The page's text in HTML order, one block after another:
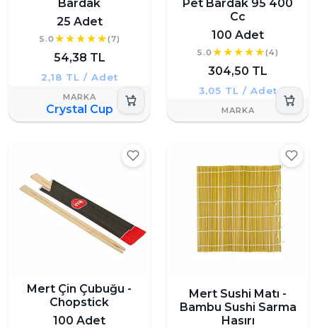
Bardak
25 Adet
5.0 (7)
54,38 TL
2,18 TL / Adet
Crystal Cup
Pet Bardak 95 400
Cc
100 Adet
5.0 (4)
304,50 TL
3,05 TL / Adet
Mert Çin Çubuğu -
Chopstick
100 Adet
Mert Sushi Matı -
Bambu Sushi Sarma
Hasırı